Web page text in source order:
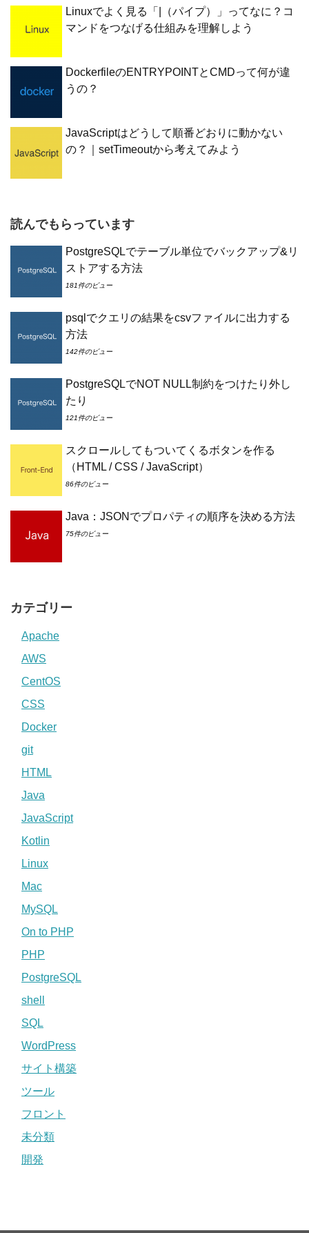
Linuxでよく見る「|（パイプ）」ってなに？コ
マンドをつなげる仕組みを理解しよう
DockerfileのENTRYPOINTとCMDって何が違
うの？
JavaScriptはどうして順番どおりに動かない
の？｜setTimeoutから考えてみよう
読んでもらっています
PostgreSQLでテーブル単位でバックアップ&リ
ストアする方法
181件のビュー
psqlでクエリの結果をcsvファイルに出力する
方法
142件のビュー
PostgreSQLでNOT NULL制約をつけたり外し
たり
121件のビュー
スクロールしてもついてくるボタンを作る
（HTML / CSS / JavaScript）
86件のビュー
Java：JSONでプロパティの順序を決める方法
75件のビュー
カテゴリー
Apache
AWS
CentOS
CSS
Docker
git
HTML
Java
JavaScript
Kotlin
Linux
Mac
MySQL
On to PHP
PHP
PostgreSQL
shell
SQL
WordPress
サイト構築
ツール
フロント
未分類
開発